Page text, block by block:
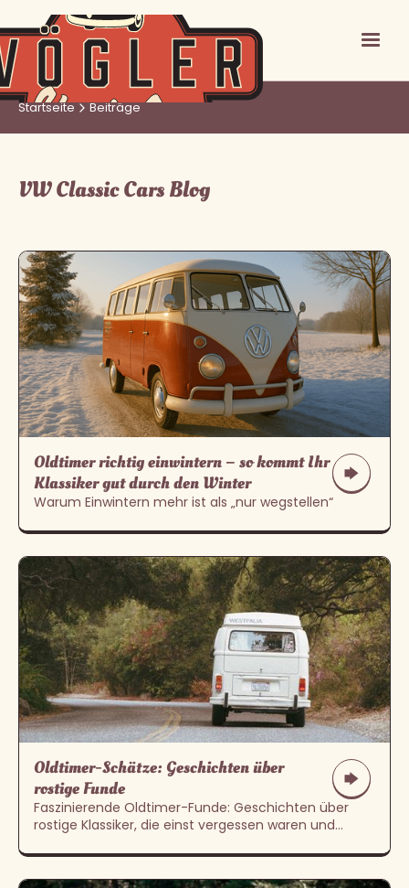
Startseite Beiträge
VW Classic Cars Blog
Oldtimer richtig einwintern – so kommt Ihr
Klassiker gut durch den Winter
Warum Einwintern mehr ist als „nur wegstellen“
Oldtimer-Schätze: Geschichten über
rostige Funde
Faszinierende Oldtimer-Funde: Geschichten über
rostige Klassiker, die einst vergessen waren und